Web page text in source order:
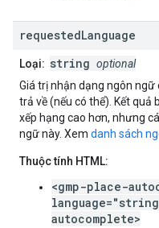
requestedLanguage
Loại: string optional
Giá trị nhận dạng ngôn
trả về (nếu có thể). Kết quả
xếp hạng cao hơn, nhưng
ngữ này. Xem danh sách
Thuộc tính HTML:
<gmp-place-
autocomplete>